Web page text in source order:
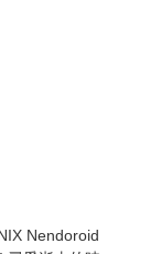
Nendoroid